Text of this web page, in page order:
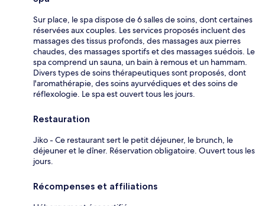
Sur place, le spa dispose de 6 salles de soins, dont certaines
réservées aux couples. Les services proposés incluent des
massages des tissus profonds, des massages aux pierres
chaudes, des massages sportifs et des massages suédois. Le
spa comprend un sauna, un bain à remous et un hammam.
Divers types de soins thérapeutiques sont proposés, dont
l'aromathérapie, des soins ayurvédiques et des soins de
réflexologie. Le spa est ouvert tous les jours.
Restauration
Jiko - Ce restaurant sert le petit déjeuner, le brunch, le
déjeuner et le dîner. Réservation obligatoire. Ouvert tous les
jours.
Récompenses et affiliations